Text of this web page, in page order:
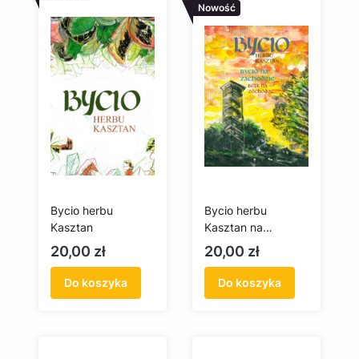
Bycio herbu
Kasztan
Cena
20,00 zł
Do koszyka
Nowość
Bycio herbu
Kasztan na
zachodzie / Bëtk
na zôchòdze
Cena
20,00 zł
Do koszyka